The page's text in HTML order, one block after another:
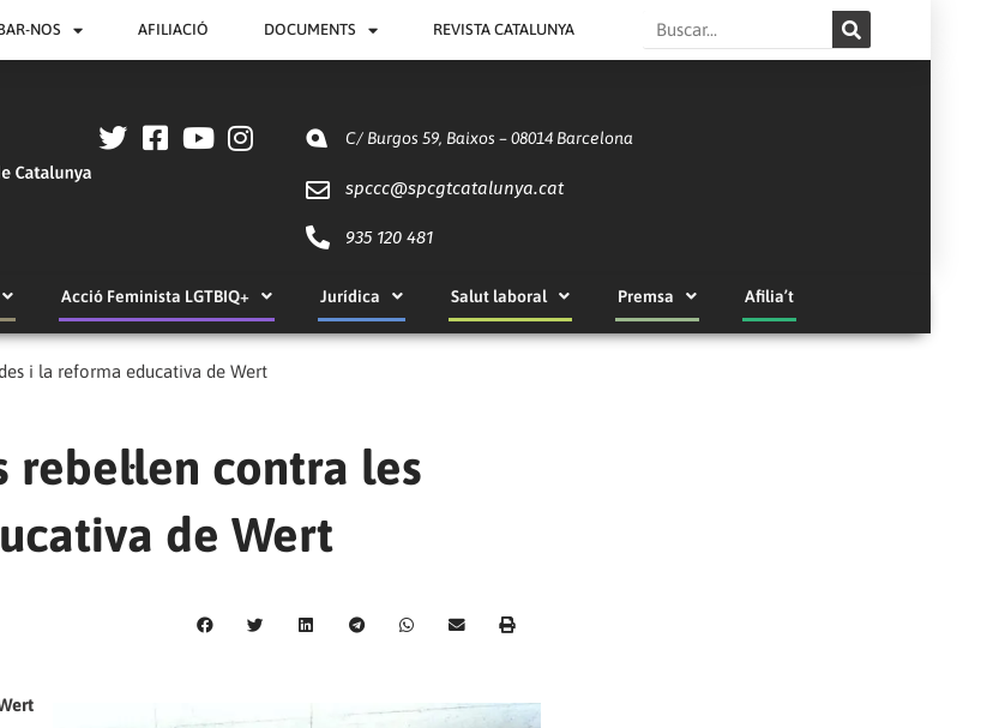
NOS AFILIACIÓ DOCUMENTS REVISTA CATALUNYA Search
C/ Burgos 59, Baixos – 08014 Barcelona
spccc@spcgtcatalunya.cat
935 120 481
Acció Feminista LGTBIQ+ Jurídica Salut laboral Premsa Afilia’t
i la reforma educativa de Wert
contra les
de Wert